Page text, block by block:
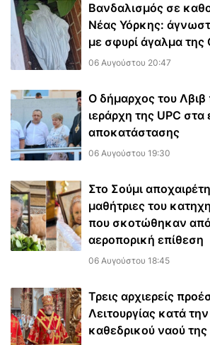
Βανδαλισμός σε
Νέας Υόρκης:
με σφυρί άγαλμα της
06 Αυγούστου 20:47
Ο δήμαρχος του
ιεράρχη της UPC στα
αποκατάστασης
06 Αυγούστου 19:30
Στο Σούμι
μαθήτριες του
που σκοτώθηκαν
αεροπορική επίθεση
06 Αυγούστου 18:45
Τρεις αρχιερείς
Λειτουργίας κατά
καθεδρικού ναού